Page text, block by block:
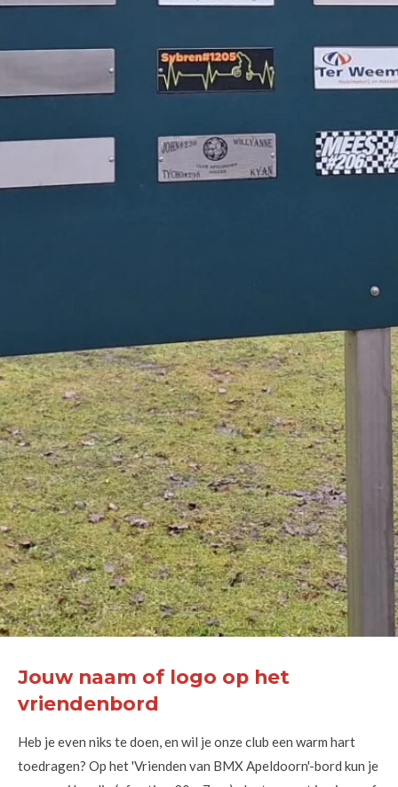
Jouw naam of logo op het
vriendenbord
Heb je even niks te doen, en wil je onze club een warm hart
toedragen? Op het 'Vrienden van BMX Apeldoorn'-bord kun je